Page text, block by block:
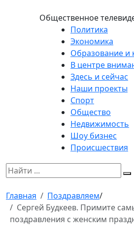
Общественное
Политика
Экономика
Образование и
В центре
Здесь и сейчас
Наши проекты
Спорт
Общество
Недвижимость
Шоу бизнес
Происшествия
Главная Поздравляем/
Сергей Будкеев. Примите
поздравления с женским